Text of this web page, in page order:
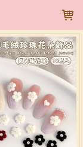
11#湖藍色平底鑽